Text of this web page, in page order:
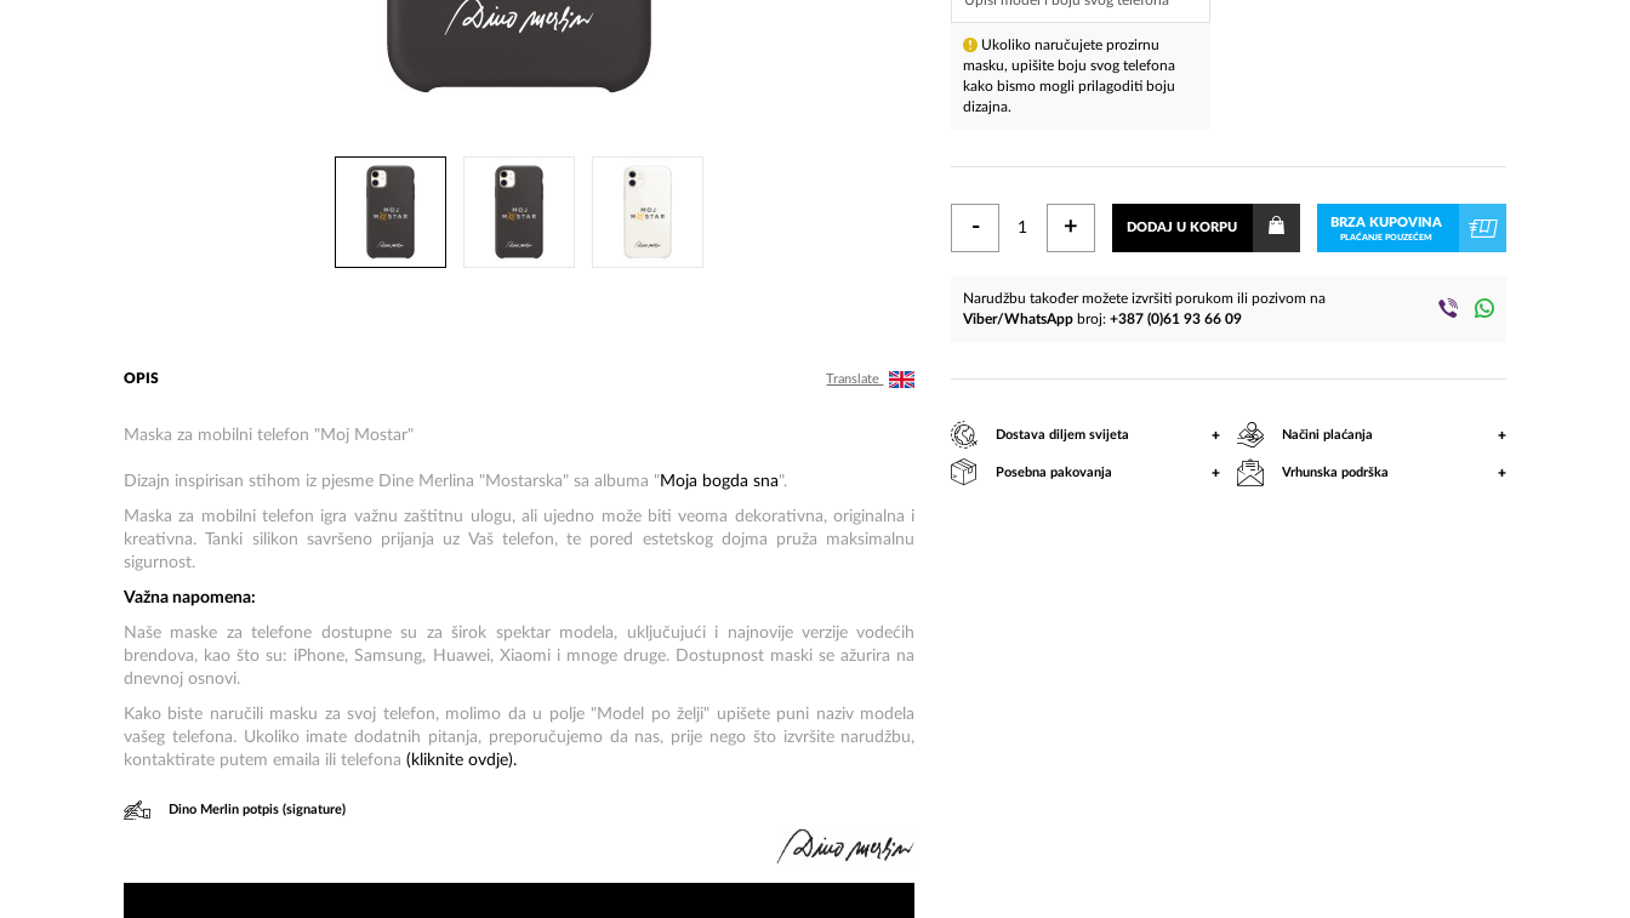
OPIS Translate
Maska za mobilni telefon "Moj Mostar"
Dizajn inspirisan stihom iz pjesme Dine Merlina "Mostarska" sa albuma "Moja bogda sna".
Maska za mobilni telefon igra važnu zaštitnu ulogu, ali ujedno može biti veoma dekorativna, originalna i
kreativna. Tanki silikon savršeno prijanja uz Vaš telefon, te pored estetskog dojma pruža maksimalnu
sigurnost.
Važna napomena:
Naše maske za telefone dostupne su za širok spektar modela, uključujući i najnovije verzije vodećih
brendova, kao što su: iPhone, Samsung, Huawei, Xiaomi i mnoge druge. Dostupnost maski se ažurira na
dnevnoj osnovi.
Kako biste naručili masku za svoj telefon, molimo da u polje "Model po želji" upišete puni naziv modela
vašeg telefona. Ukoliko imate dodatnih pitanja, preporučujemo da nas, prije nego što izvršite narudžbu,
kontaktirate putem emaila ili telefona (kliknite ovdje).
Dino Merlin potpis (signature)
Ukoliko naručujete prozirnu
masku, upišite boju svog telefona
kako bismo mogli prilagoditi boju
dizajna.
- + DODAJ U KORPU BRZA KUPOVINA
PLAĆANJE POUZEĆEM
Narudžbu također možete izvršiti porukom ili pozivom na
Viber/WhatsApp broj:+387 (0)61 93 66 09
Dostava diljem svijeta + Načini plaćanja +
Posebna pakovanja + Vrhunska podrška +